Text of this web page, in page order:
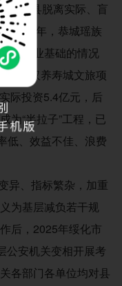
自治县脱离实际、盲
2018年，恭城瑶族
、产业基础的情况
的瑶汉养寿城文旅项
际投资5.4亿元，后
为“半拉子”工程，已
低、效益不佳、浪费
异、指标繁杂，加重
为基层减负若干规
后，2025年绥化市
公安机关变相开展考
各部门各单位均对县